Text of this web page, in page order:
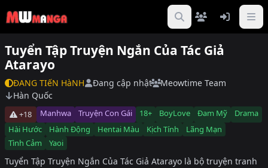
Tuyển Tập Truyện Ngắn Của Tác Giả
Atarayo
ĐANG TIếN HàNH Đang cập nhật
Meowtime Team
Hàn Quốc
+18 Manhwa Truyện Con Gái 18+ BoyLove Đam Mỹ
Drama
Hài Hước
Hành Động Hentai Màu Kịch Tính
Lãng Mạn
Tình Cảm
Yaoi
Tuyển Tập Truyện Ngắn Của Tác Giả Atarayo là bộ truyện tranh